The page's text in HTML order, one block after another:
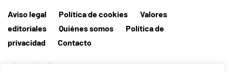
Aviso legal Política de cookies
Valores
editoriales
Quiénes somos
Política de
privacidad
Contacto
Editorial MallorcaHora